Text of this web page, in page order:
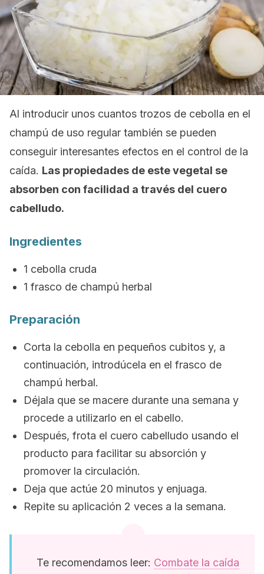
Al introducir unos cuantos trozos de cebolla en el
champú de uso regular también se pueden
conseguir interesantes efectos en el control de la
caída. Las propiedades de este vegetal se
absorben con facilidad a través del cuero
cabelludo.
Ingredientes
1 cebolla cruda
1 frasco de champú herbal
Preparación
Corta la cebolla en pequeños cubitos y, a
continuación, introdúcela en el frasco de
champú herbal.
Déjala que se macere durante una semana y
procede a utilizarlo en el cabello.
Después, frota el cuero cabelludo usando el
producto para facilitar su absorción y
promover la circulación.
Deja que actúe 20 minutos y enjuaga.
Repite su aplicación 2 veces a la semana.
Te recomendamos leer: Combate la caída